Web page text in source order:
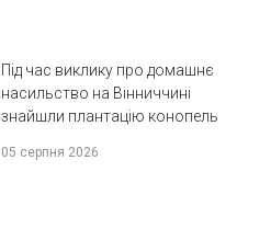
Під час виклику про домашнє
насильство на Вінниччині
знайшли плантацію конопель
05 серпня 2026